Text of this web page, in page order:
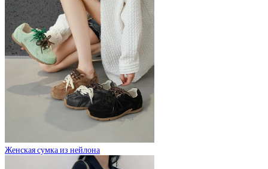
Женская сумка из нейлона